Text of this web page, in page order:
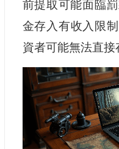
前提取可能面臨
金存入有收入限
資者可能無法直接